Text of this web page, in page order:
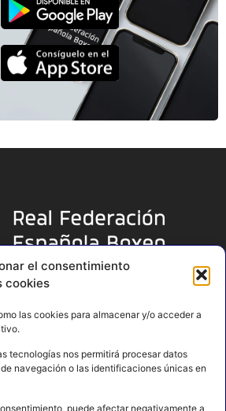
el consentimiento
cookies
las cookies para almacenar y/o acceder a
tecnologías nos permitirá procesar datos
navegación o las identificaciones únicas en
puede afectar negativamente a